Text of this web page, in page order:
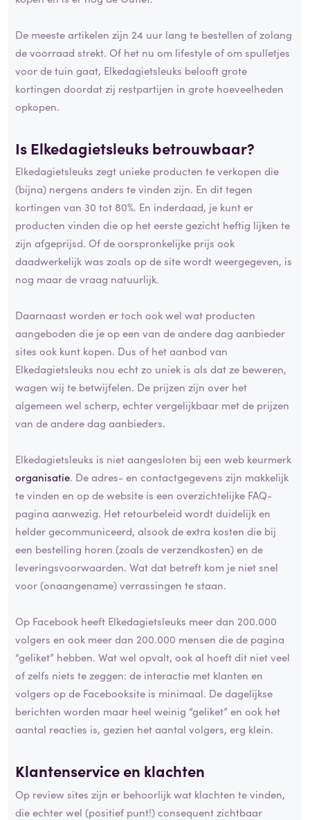
De meeste artikelen zijn 24 uur lang te bestellen of zolang
de voorraad strekt. Of het nu om lifestyle of om spulletjes
voor de tuin gaat, Elkedagietsleuks belooft grote
kortingen doordat zij restpartijen in grote hoeveelheden
opkopen.
Is Elkedagietsleuks betrouwbaar?
Elkedagietsleuks zegt unieke producten te verkopen die
(bijna) nergens anders te vinden zijn. En dit tegen
kortingen van 30 tot 80%. En inderdaad, je kunt er
producten vinden die op het eerste gezicht heftig lijken te
zijn afgeprijsd. Of de oorspronkelijke prijs ook
daadwerkelijk was zoals op de site wordt weergegeven, is
nog maar de vraag natuurlijk.
Daarnaast worden er toch ook wel wat producten
aangeboden die je op een van de andere dag aanbieder
sites ook kunt kopen. Dus of het aanbod van
Elkedagietsleuks nou echt zo uniek is als dat ze beweren,
wagen wij te betwijfelen. De prijzen zijn over het
algemeen wel scherp, echter vergelijkbaar met de prijzen
van de andere dag aanbieders.
Elkedagietsleuks is niet aangesloten bij een web keurmerk
organisatie. De adres- en contactgegevens zijn makkelijk
te vinden en op de website is een overzichtelijke FAQ-
pagina aanwezig. Het retourbeleid wordt duidelijk en
helder gecommuniceerd, alsook de extra kosten die bij
een bestelling horen (zoals de verzendkosten) en de
leveringsvoorwaarden. Wat dat betreft kom je niet snel
voor (onaangename) verrassingen te staan.
Op Facebook heeft Elkedagietsleuks meer dan 200.000
volgers en ook meer dan 200.000 mensen die de pagina
“geliket” hebben. Wat wel opvalt, ook al hoeft dit niet veel
of zelfs niets te zeggen: de interactie met klanten en
volgers op de Facebooksite is minimaal. De dagelijkse
berichten worden maar heel weinig “geliket” en ook het
aantal reacties is, gezien het aantal volgers, erg klein.
Klantenservice en klachten
Op review sites zijn er behoorlijk wat klachten te vinden,
die echter wel (positief punt!) consequent zichtbaar